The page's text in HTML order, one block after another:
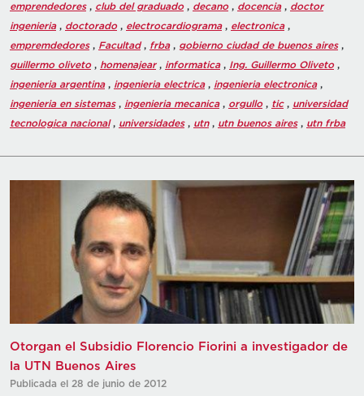
emprendedores, club del graduado, decano, docencia, doctor
ingenieria, doctorado, electrocardiograma, electronica,
empremdedores, Facultad, frba, gobierno ciudad de buenos aires,
guillermo oliveto, homenajear, informatica, Ing. Guillermo Oliveto,
ingenieria argentina, ingenieria electrica, ingenieria electronica,
ingenieria en sistemas, ingenieria mecanica, orgullo, tic, universidad
tecnologica nacional, universidades, utn, utn buenos aires, utn frba
Otorgan el Subsidio Florencio Fiorini a investigador de
la UTN Buenos Aires
Publicada el 28 de junio de 2012